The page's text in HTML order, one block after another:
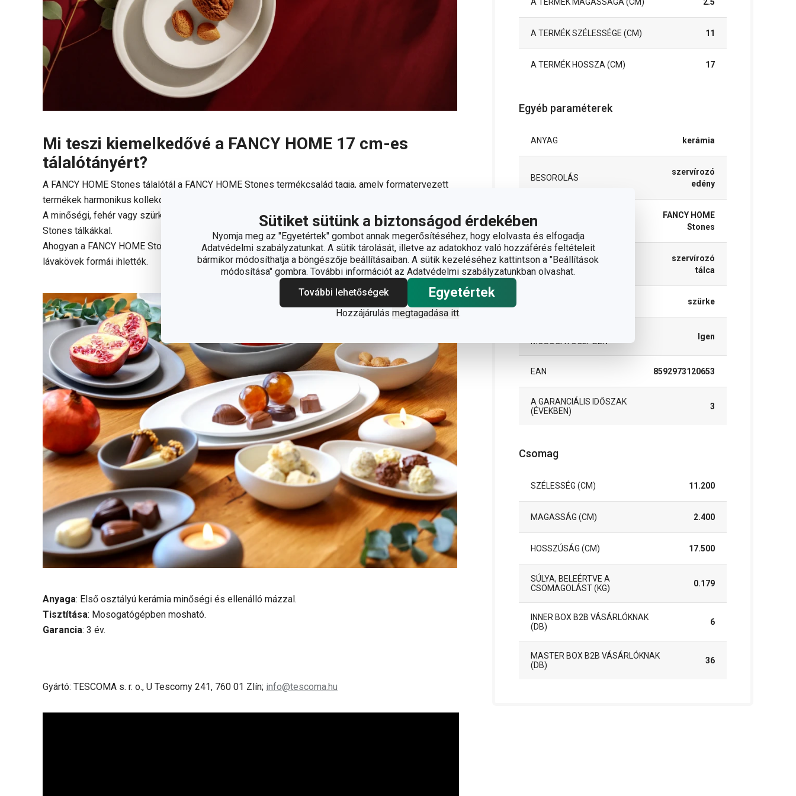
Sütiket sütünk a biztonságod érdekében
Nyomja meg az "Egyetértek" gombot annak megerősítéséhez, hogy elolvasta és elfogadja
Adatvédelmi szabályzatunkat. A sütik tárolását, illetve az adatokhoz való hozzáférés feltételeit
bármikor módosíthatja a böngészője beállításaiban. A sütik kezeléséhez kattintson a "Beállítások
módosítása" gombra. További információt az Adatvédelmi szabályzatunkban olvashat.
További lehetőségek
Egyetértek
Hozzájárulás megtagadása itt.
Mi teszi kiemelkedővé a FANCY HOME 17 cm-es
tálalótányért?
A FANCY HOME Stones tálalótál a FANCY HOME Stones termékcsalád tagja, amely formatervezett
termékek harmonikus kollekciója.
A minőségi, fehér vagy szürke színű mázzal bevont tálakat együtt dobtuk piacra a FANCY HOME
Stones tálkákkal.
Ahogyan a FANCY HOME Stones termékcsalád minden tagját, úgy a tálalótálakat és a tálkákat is a
lávakövek formái ihlették.
Anyaga: Első osztályú kerámia minőségi és ellenálló mázzal.
Tisztítása: Mosogatógépben mosható.
Garancia: 3 év.
Gyártó: TESCOMA s. r. o., U Tescomy 241, 760 01 Zlín; info@tescoma.hu
A TERMÉK SZÉLESSÉGE (CM) 11
A TERMÉK HOSSZA (CM) 17
Egyéb paraméterek
ANYAG kerámia
BESOROLÁS
szervírozó
edény
TERMÉKCSALÁD
FANCY HOME
Stones
TÍPUS
szervírozó
tálca
szürke
MOSOGATÓGÉPBEN
Igen
EAN 8592973120653
A GARANCIÁLIS IDŐSZAK
(ÉVEKBEN)
3
Csomag
SZÉLESSÉG (CM) 11.200
MAGASSÁG (CM) 2.400
HOSSZÚSÁG (CM) 17.500
SÚLYA, BELEÉRTVE A
CSOMAGOLÁST (KG)
0.179
INNER BOX B2B VÁSÁRLÓKNAK
(DB)
6
MASTER BOX B2B VÁSÁRLÓKNAK
(DB)
36